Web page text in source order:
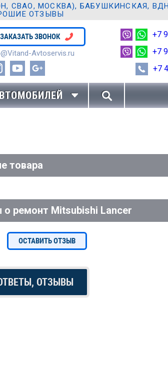
МОСКВА), БАБУШКИНСКАЯ,
ОТЗЫВЫ
ЗАКАЗАТЬ ЗВОНОК
Avtoservis.ru
+7
+7
+7
товара
ремонт Mitsubishi Lancer
ОСТАВИТЬ ОТЗЫВ
ОТЗЫВЫ